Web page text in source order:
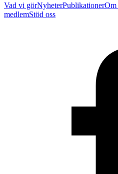
Vad vi görNyheterPublikationerOm
medlemStöd oss